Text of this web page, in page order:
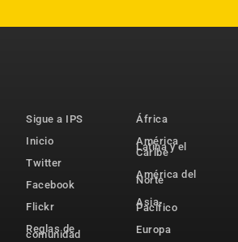
Sigue a IPS
Inicio
Twitter
Facebook
Flickr
Reglas de
comunidad
África
América
Latina y el
Caribe
América del
Norte
Asia-
Pacífico
Europa